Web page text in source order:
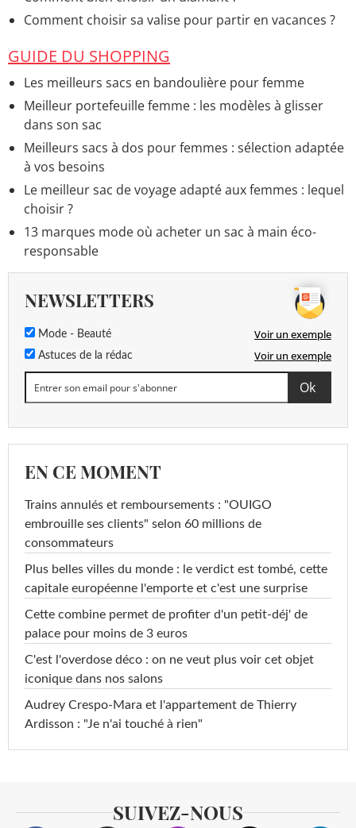
Comment choisir sa valise pour partir en vacances ?
GUIDE DU SHOPPING
Les meilleurs sacs en bandoulière pour femme
Meilleur portefeuille femme : les modèles à glisser
dans son sac
Meilleurs sacs à dos pour femmes : sélection adaptée
à vos besoins
Le meilleur sac de voyage adapté aux femmes : lequel
choisir ?
13 marques mode où acheter un sac à main éco-
responsable
NEWSLETTERS
Mode - Beauté Voir un exemple
Astuces de la rédac Voir un exemple
EN CE MOMENT
Trains annulés et remboursements : "OUIGO
embrouille ses clients" selon 60 millions de
consommateurs
Plus belles villes du monde : le verdict est tombé, cette
capitale européenne l'emporte et c'est une surprise
Cette combine permet de profiter d'un petit-déj' de
palace pour moins de 3 euros
C'est l'overdose déco : on ne veut plus voir cet objet
iconique dans nos salons
Audrey Crespo-Mara et l'appartement de Thierry
Ardisson : "Je n'ai touché à rien"
SUIVEZ-NOUS